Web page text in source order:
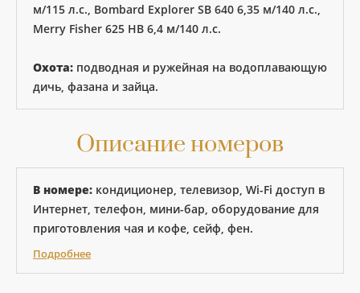
м/115 л.с., Bombard Explorer SB 640 6,35 м/140 л.с.,
Merry Fisher 625 НВ 6,4 м/140 л.с.
Охота: подводная и ружейная на водоплавающую
дичь, фазана и зайца.
Описание номеров
В номере: кондиционер, телевизор, Wi-Fi доступ в
Интернет, телефон, мини-бар, оборудование для
приготовления чая и кофе, сейф, фен.
Подробнее